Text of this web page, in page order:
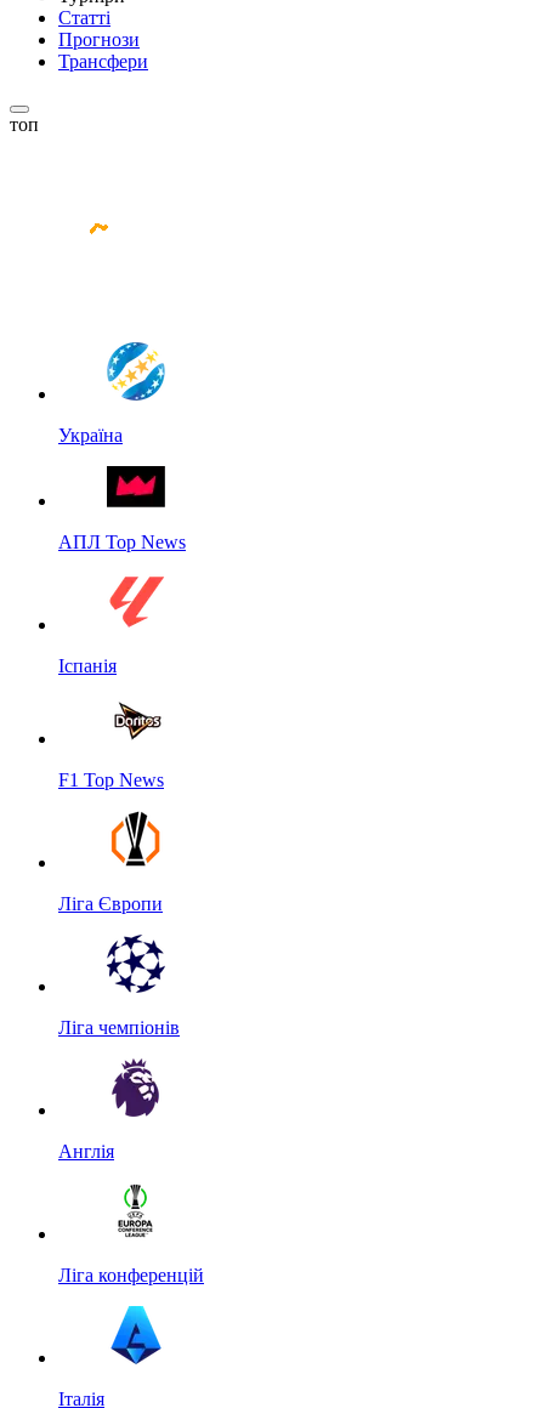
Статті
Прогнози
Трансфери
топ
Україна
АПЛ Top News
Іспанія
F1 Top News
Ліга Європи
Ліга чемпіонів
Англія
Ліга конференцій
Італія